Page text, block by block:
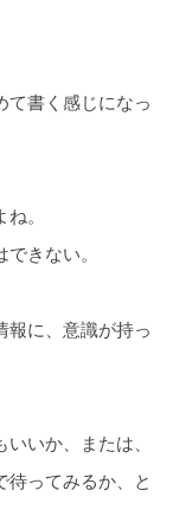
て書く感じになっ
。
きない。
報に、意識が持っ
いか、または、
待ってみるか、と